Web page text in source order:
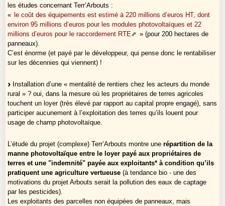
les études concernant Terr’Arbouts :
« le coût des équipements est estimé à 220 millions d’euros HT, dont
environ 95 millions d’euros pour les modules photovoltaïques et 22
millions d’euros pour le raccordement RTE
» (pour 200 hectares de
panneaux).
C’est énorme (et payé par le développeur, qui pense donc le rentabiliser
sur les décennies qui viennent) !
Installation d’une « mentalité de rentiers chez les acteurs du monde
rural » ? oui, dans la mesure où les propriétaires de terres agricoles
touchent un loyer (très élevé par rapport au capital propre engagé), sans
participer aucunement à l’exploitation des terres qu’ils louent pour
usage de champ photovoltaïque.
L’étude du projet (complexe) Terr’Arbouts montre unerépartition de la
manne photovoltaïque entre le loyer payé aux propriétaires de
terres et une "indemnité" payée aux exploitants* à condition qu’ils
pratiquent une agriculture vertueuse (à tendance bio - une des
motivations du projet Arbouts serait la pollution des eaux de captage
par les pesticides).
Les exploitants des parcelles non équipées de panneaux, mais